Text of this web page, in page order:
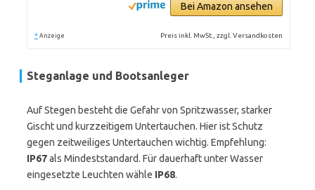
Bei Amazon ansehen
* Anzeige Preis inkl. MwSt., zzgl. Versandkosten
Steganlage und Bootsanleger
Auf Stegen besteht die Gefahr von Spritzwasser, starker
Gischt und kurzzeitigem Untertauchen. Hier ist Schutz
gegen zeitweiliges Untertauchen wichtig. Empfehlung:
IP67als Mindeststandard. Für dauerhaft unter Wasser
eingesetzte Leuchten wähle IP68.